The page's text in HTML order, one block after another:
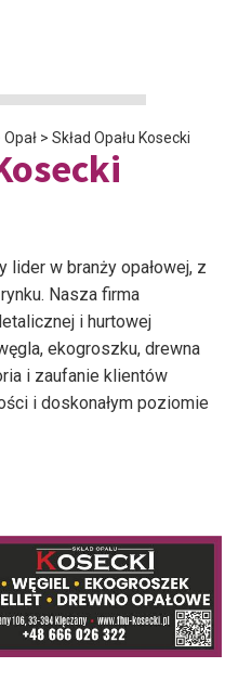
Opał > Skład Opału Kosecki
lider w branży opałowej, z
Nasza firma
i hurtowej
ekogroszku, drewna
i zaufanie klientów
i doskonałym poziomie